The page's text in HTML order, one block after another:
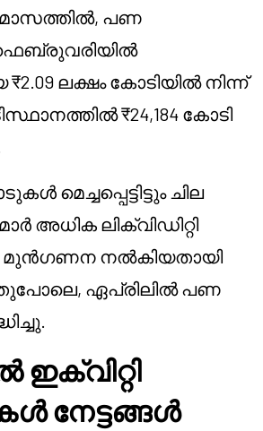
മാസത്തിൽ, പണ
₹2.09 ലക്ഷം കോടിയിൽ നിന്ന്
₹24,184 കോടി
മെച്ചപ്പെട്ടിട്ടും ചില
അധിക ലിക്വിഡിറ്റി
മുൻഗണന നൽകിയതായി
ഏപ്രിലിൽ പണ
ഇക്വിറ്റി
നേട്ടങ്ങൾ